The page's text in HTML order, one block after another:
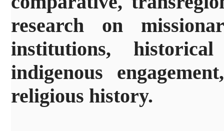
research on
institutions,
indigenous
religious history.